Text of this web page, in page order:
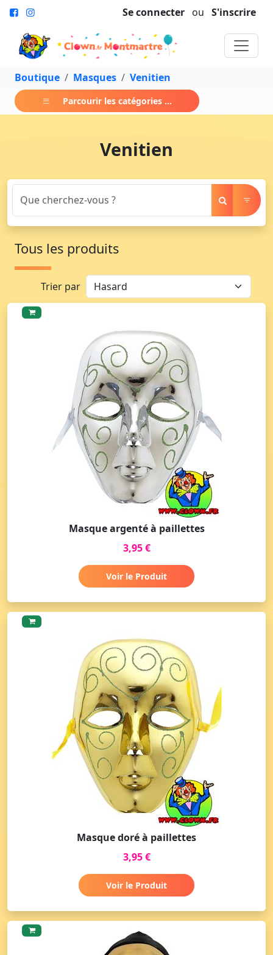
Se connecter ou S'inscrire
Boutique Masques Venitien
Parcourir les catégories ...
Venitien
Tous les produits
Trier par
Masque argenté à paillettes
3,95 €
Voir le Produit
Masque doré à paillettes
3,95 €
Voir le Produit